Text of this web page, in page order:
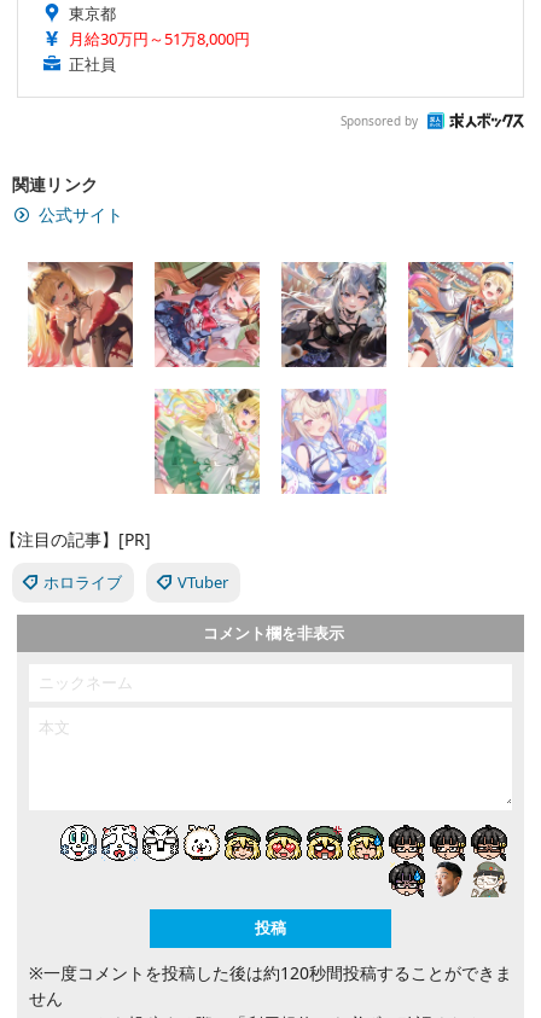
東京都
月給30万円～51万8,000円
正社員
Sponsored by
関連リンク
公式サイト
【注目の記事】[PR]
ホロライブ VTuber
コメント欄を非表示
※一度コメントを投稿した後は約120秒間投稿することができま
せん